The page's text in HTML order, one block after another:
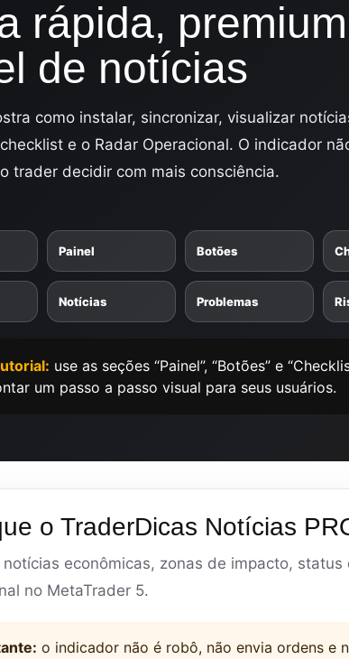
rápida,
de notícias
como instalar, sincronizar, visualizar
e o Radar Operacional. O indicador
trader decidir com mais consciência.
Painel Botões
Notícias Problemas
use as seções “Painel”, “Botões” e
um passo a passo visual para seus usuários.
o TraderDicas Notícias
notícias econômicas, zonas de impacto,
no MetaTrader 5.
o indicador não é robô, não envia ordens e